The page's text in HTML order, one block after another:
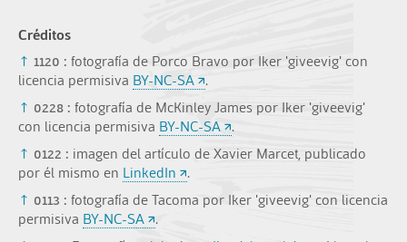
Créditos
↑ 1120 : fotografía de Porco Bravo por Iker 'giveevig' con
licencia permisiva BY-NC-SA
.
↑ 0228 : fotografía de McKinley James por Iker 'giveevig'
con licencia permisiva BY-NC-SA
.
↑ 0122 : imagen del artículo de Xavier Marcet, publicado
por él mismo en LinkedIn
.
↑ 0113 : fotografía de Tacoma por Iker 'giveevig' con licencia
permisiva BY-NC-SA
.